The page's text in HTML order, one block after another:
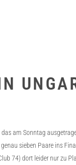
am Sonntag
sieben Paare ins
74) dort leider nur zu